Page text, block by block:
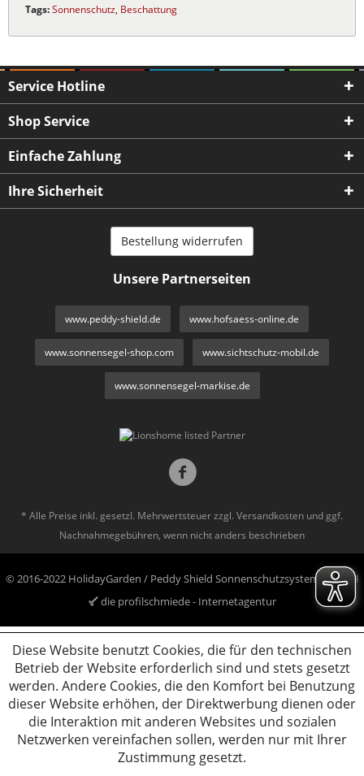
Tags:Sonnenschutz, Beschattung
Service Hotline
Shop Service
Einfache Zahlung
Ihre Sicherheit
Bestellung widerrufen
Unsere Partnerseiten
www.peddy-shield.de www.hofsaess-online.de
www.sonnensegel-shop.com www.sichtschutz-mobil.de
www.sonnensegel-markise.de
* Alle Preise inkl. gesetzl. Mehrwertsteuer zzgl. Versandkosten und ggf.
Nachnahmegebühren, wenn nicht anders beschrieben
© 2016-2022 HolidayGarden / Peddy Shield Sonnenschutzsysteme GmbH
die profilschmiede - Internetagentur
Diese Website benutzt Cookies, die für den technischen
Betrieb der Website erforderlich sind und stets gesetzt
werden. Andere Cookies, die den Komfort bei Benutzung
dieser Website erhöhen, der Direktwerbung dienen oder
die Interaktion mit anderen Websites und sozialen
Netzwerken vereinfachen sollen, werden nur mit Ihrer
Zustimmung gesetzt.